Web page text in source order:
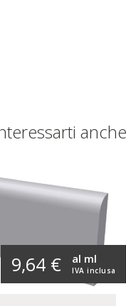
anche
9,64 € IVA inclusa
al ml